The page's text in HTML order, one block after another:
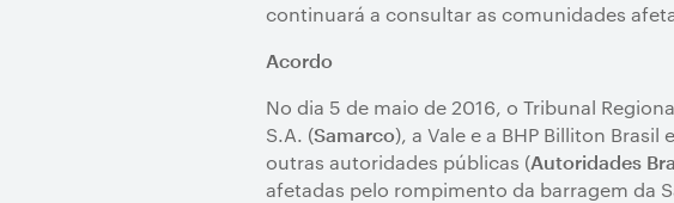
continuará a consultar as comunidades
Acordo
No dia 5 de maio de 2016, o Tribunal
S.A. (Samarco), a Vale e a BHP Billiton
outras autoridades públicas (Autoridades
afetadas pelo rompimento da barragem da